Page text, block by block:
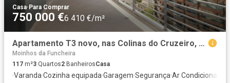
Casa· Para Comprar
750 000 €6 410 €/m²
Apartamento T3 novo, nas Colinas do Cruzeiro, Odivelas
Moinhos da Funcheira
117 m²3 Quartos2 BanheirosCasa
·Varanda·Cozinha equipada·Garagem·Segurança·Ar Condicionado